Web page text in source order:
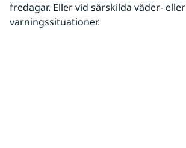
fredagar. Eller vid särskilda väder- eller
varningssituationer.